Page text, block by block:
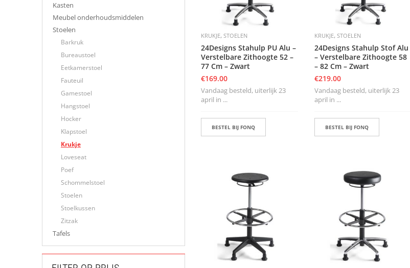
Kasten
Meubel onderhoudsmiddelen
Stoelen
Barkruk
Bureaustoel
Eetkamerstoel
Fauteuil
Gamestoel
Hangstoel
Hocker
Klapstoel
Krukje
Loveseat
Poef
Schommelstoel
Stoelen
Stoelkussen
Zitzak
Tafels
KRUKJE, STOELEN
24Designs Stahulp PU Alu –
Verstelbare Zithoogte 52 –
77 Cm – Zwart
€169.00
Vandaag besteld, uiterlijk 23
april in ...
BESTEL BIJ FONQ
KRUKJE, STOELEN
24Designs Stahulp Stof Alu
– Verstelbare Zithoogte 58
– 82 Cm – Zwart
€219.00
Vandaag besteld, uiterlijk 23
april in ...
BESTEL BIJ FONQ